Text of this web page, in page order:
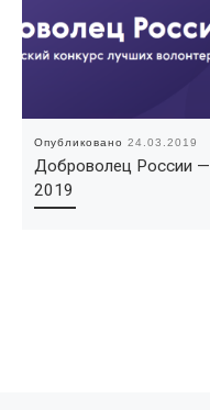
Опубликовано 24.03.2019
Доброволец России —
2019